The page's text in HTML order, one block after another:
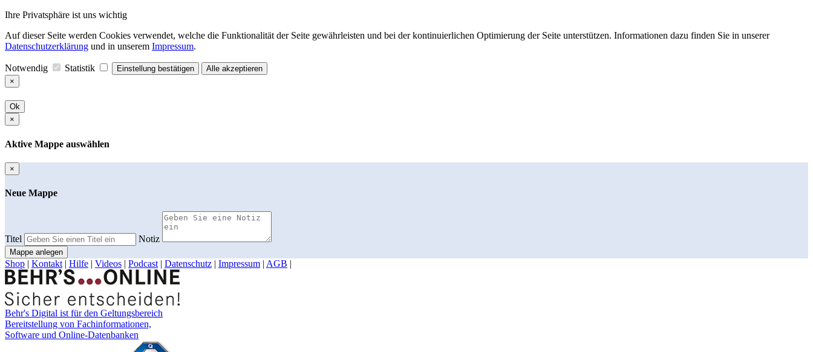
Ihre Privatsphäre ist uns wichtig
Auf dieser Seite werden Cookies verwendet, welche die Funktionalität der Seite gewährleisten und bei der kontinuierlichen Optimierung der Seite unterstützen. Informationen dazu finden Sie in unserer
Datenschutzerklärung und in unserem Impressum.
Notwendig Statistik Einstellung bestätigen
Alle akzeptieren
×
Ok
×
Aktive Mappe auswählen
×
Neue Mappe
Titel Notiz
Mappe anlegen
Shop | Kontakt | Hilfe | Videos | Podcast | Datenschutz | Impressum | AGB |
Behr's Digital ist für den Geltungsbereich
Bereitstellung von Fachinformationen,
Software und Online-Datenbanken